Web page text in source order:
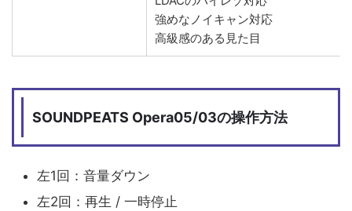
強めなノイキャン対応
高級感のある見た目
SOUNDPEATS Opera05/03の操作方法
左1回：音量ダウン
左2回：再生 / 一時停止